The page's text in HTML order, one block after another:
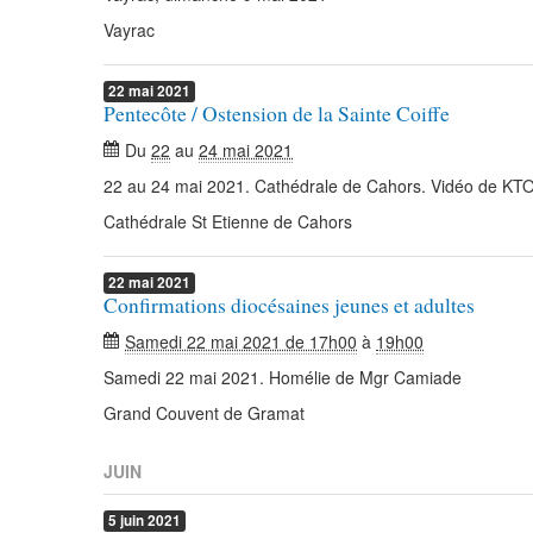
Vayrac
22 mai2021
Pentecôte / Ostension de la Sainte Coiffe
Du 22 au 24 mai 2021
22 au 24 mai 2021. Cathédrale de Cahors. Vidéo de
Cathédrale St Etienne de Cahors
22 mai2021
Confirmations diocésaines jeunes et adultes
Samedi 22 mai 2021 de 17h00 à 19h00
Samedi 22 mai 2021. Homélie de Mgr Camiade
Grand Couvent de Gramat
JUIN
5 juin2021